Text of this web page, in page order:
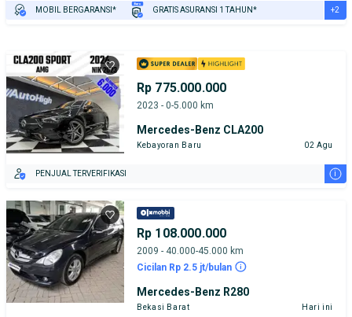
MOBIL BERGARANSI* GRATIS ASURANSI 1 TAHUN* +2
Rp 775.000.000
2023 - 0-5.000 km
Mercedes-Benz CLA200
Kebayoran Baru 02 Agu
PENJUAL TERVERIFIKASI i
Rp 108.000.000
2009 - 40.000-45.000 km
Cicilan Rp 2.5 jt/bulan
Mercedes-Benz R280
Bekasi Barat Hari ini